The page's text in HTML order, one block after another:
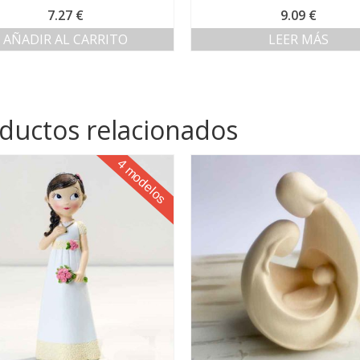
7.27 €
AÑADIR AL CARRITO
9.09 €
LEER MÁS
relacionados
4 modelos